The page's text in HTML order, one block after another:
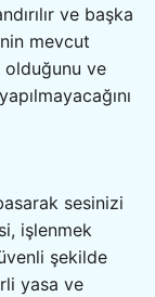
ve başka
mevcut
ve
sesinizi
işlenmek
şekilde
yasa ve